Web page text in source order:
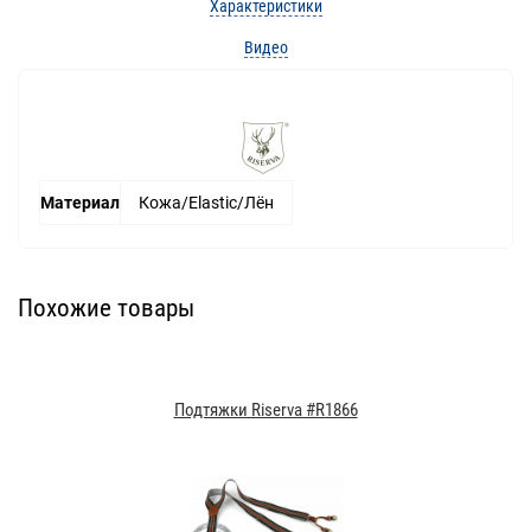
Характеристики
Видео
Материал Кожа/Elastic/Лён
Похожие товары
Подтяжки Riserva #R1866